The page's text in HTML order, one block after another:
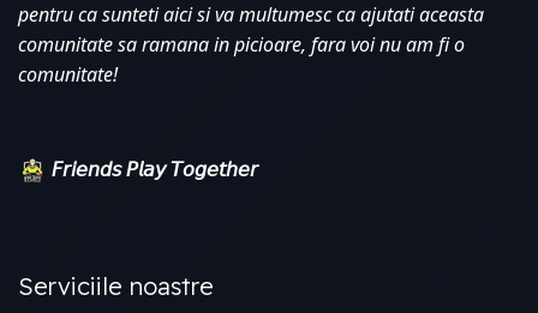
pentru ca sunteti aici si va multumesc ca ajutati aceasta
comunitate sa ramana in picioare, fara voi nu am fi o
comunitate!
𝘍𝘳𝘪𝘦𝘯𝘥𝘴 𝘗𝘭𝘢𝘺 𝘛𝘰𝘨𝘦𝘵𝘩𝘦𝘳
Serviciile noastre